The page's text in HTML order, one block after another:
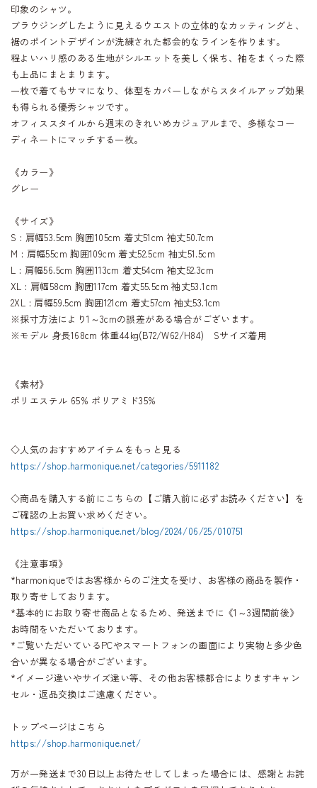
印象のシャツ。
ブラウジングしたように見えるウエストの立体的なカッティングと、
裾のポイントデザインが洗練された都会的なラインを作ります。
程よいハリ感のある生地がシルエットを美しく保ち、袖をまくった際
も上品にまとまります。
一枚で着てもサマになり、体型をカバーしながらスタイルアップ効果
も得られる優秀シャツです。
オフィススタイルから週末のきれいめカジュアルまで、多様なコー
ディネートにマッチする一枚。
《カラー》
グレー
《サイズ》
S : 肩幅53.5cm 胸囲105cm 着丈51cm 袖丈50.7cm
M : 肩幅55cm 胸囲109cm 着丈52.5cm 袖丈51.5cm
L : 肩幅56.5cm 胸囲113cm 着丈54cm 袖丈52.3cm
XL : 肩幅58cm 胸囲117cm 着丈55.5cm 袖丈53.1cm
2XL : 肩幅59.5cm 胸囲121cm 着丈57cm 袖丈53.1cm
※採寸方法により1～3cmの誤差がある場合がございます。
※モデル 身長168cm 体重44kg(B72/W62/H84) Sサイズ着用
《素材》
ポリエステル 65% ポリアミド35%
◇人気のおすすめアイテムをもっと見る
https://shop.harmonique.net/categories/5911182
◇商品を購入する前にこちらの【ご購入前に必ずお読みください】を
ご確認の上お買い求めください。
https://shop.harmonique.net/blog/2024/06/25/010751
《注意事項》
*harmoniqueではお客様からのご注文を受け、お客様の商品を製作・
取り寄せしております。
*基本的にお取り寄せ商品となるため、発送までに《1～3週間前後》
お時間をいただいております。
*ご覧いただいているPCやスマートフォンの画面により実物と多少色
合いが異なる場合がございます。
*イメージ違いやサイズ違い等、その他お客様都合によりますキャン
セル・返品交換はご遠慮ください。
トップページはこちら
https://shop.harmonique.net/
万が一発送まで30日以上お待たせしてしまった場合には、感謝とお詫